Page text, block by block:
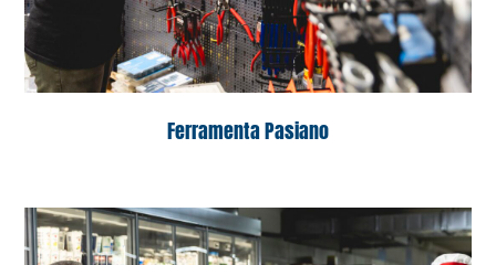
Ferramenta Pasiano